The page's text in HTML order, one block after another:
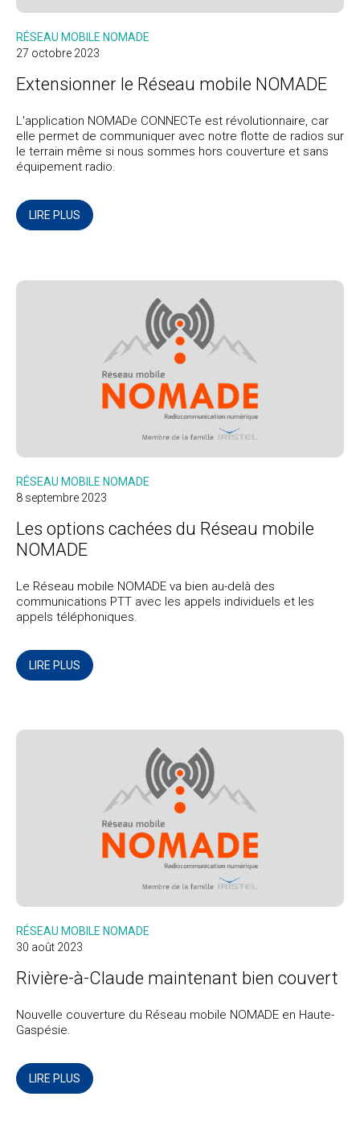
RÉSEAU MOBILE NOMADE
27 octobre 2023
Extensionner le Réseau mobile NOMADE
L'application NOMADe CONNECTe est révolutionnaire, car
elle permet de communiquer avec notre flotte de radios sur
le terrain même si nous sommes hors couverture et sans
équipement radio.
LIRE PLUS
RÉSEAU MOBILE NOMADE
8 septembre 2023
Les options cachées du Réseau mobile
NOMADE
Le Réseau mobile NOMADE va bien au-delà des
communications PTT avec les appels individuels et les
appels téléphoniques.
LIRE PLUS
RÉSEAU MOBILE NOMADE
30 août 2023
Rivière-à-Claude maintenant bien couvert
Nouvelle couverture du Réseau mobile NOMADE en Haute-
Gaspésie.
LIRE PLUS